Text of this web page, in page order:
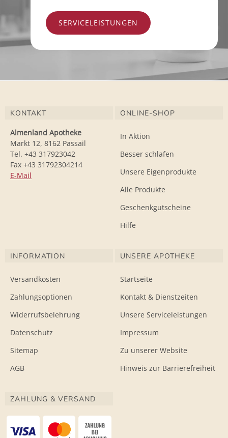
SERVICELEISTUNGEN
KONTAKT
Almenland Apotheke
Markt 12, 8162 Passail
Tel. +43 317923042
Fax +43 31792304214
E-Mail
ONLINE-SHOP
In Aktion
Besser schlafen
Unsere Eigenprodukte
Alle Produkte
Geschenkgutscheine
Hilfe
INFORMATION
Versandkosten
Zahlungsoptionen
Widerrufsbelehrung
Datenschutz
Sitemap
AGB
UNSERE APOTHEKE
Startseite
Kontakt & Dienstzeiten
Unsere Serviceleistungen
Impressum
Zu unserer Website
Hinweis zur Barrierefreiheit
ZAHLUNG & VERSAND